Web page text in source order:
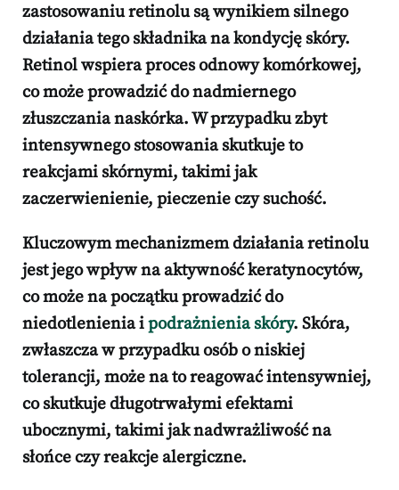
zastosowaniu retinolu są wynikiem silnego
działania tego składnika na kondycję skóry.
Retinol wspiera proces odnowy komórkowej,
co może prowadzić do nadmiernego
złuszczania naskórka. W przypadku zbyt
intensywnego stosowania skutkuje to
reakcjami skórnymi, takimi jak
zaczerwienienie, pieczenie czy suchość.
Kluczowym mechanizmem działania retinolu
jest jego wpływ na aktywność keratynocytów,
co może na początku prowadzić do
niedotlenieniaipodrażnienia skóry. Skóra,
zwłaszcza w przypadku osób o niskiej
tolerancji, może na to reagować intensywniej,
co skutkuje długotrwałymi efektami
ubocznymi, takimi jak nadwrażliwość na
słońce czy reakcje alergiczne.